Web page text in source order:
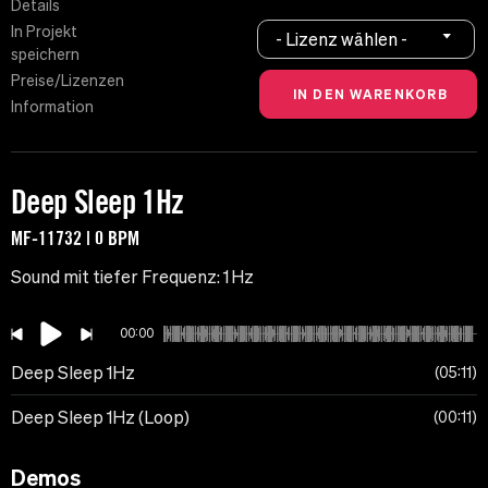
Details
In Projekt
speichern
Preise/Lizenzen
Information
- Lizenz wählen -
Deep Sleep 1Hz
MF-11732 | 0 BPM
Sound mit tiefer Frequenz: 1 Hz
00:00
Deep Sleep 1Hz 05:11
Deep Sleep 1Hz (Loop) 00:11
Demos